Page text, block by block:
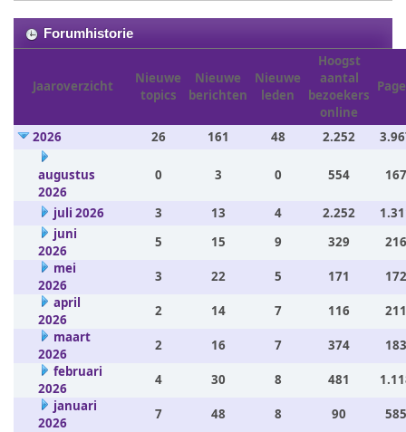
Forumhistorie
Jaaroverzicht
Nieuwe
topics
Nieuwe
berichten
Nieuwe
leden
Hoogst
aantal
bezoekers
online
2026 26 161 48 2.252
augustus
2026
0 3 0 554
juli 2026 3 13 4 2.252
juni
2026
5 15 9 329
mei
2026
3 22 5 171
april
2026
2 14 7 116
maart
2026
2 16 7 374
februari
2026
4 30 8 481
januari
2026
7 48 8 90